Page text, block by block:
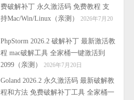
费破解补丁 永久激活码 免费教程 支
持Mac/Win/Linux（亲测）
2026年7月20
PhpStorm 2026.2 破解补丁 最新激活教
程 mac破解工具 全家桶一键激活到
2099（亲测）
2026年7月20日
Goland 2026.2 永久激活码 最新破解教
程和方法 免费破解补丁工具 全家桶一